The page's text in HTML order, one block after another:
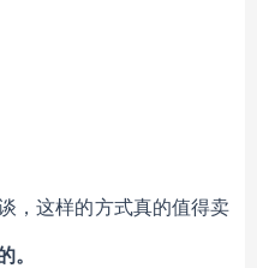
，这样的方式真的值得卖
。